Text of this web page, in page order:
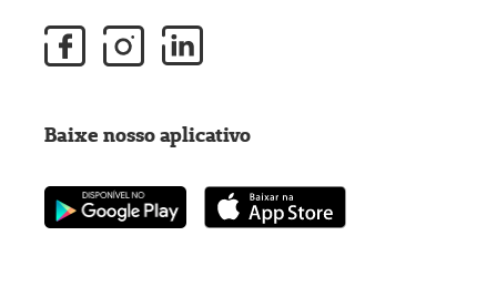
Baixe nosso aplicativo